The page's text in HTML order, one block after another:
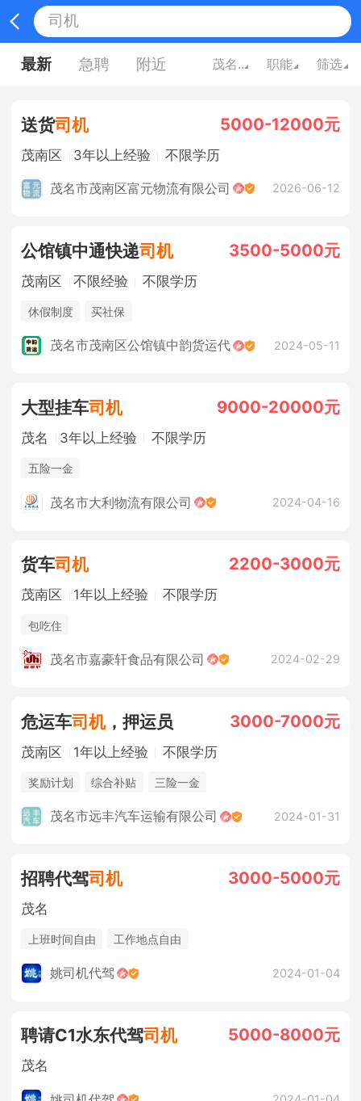
最新 急聘 附近 茂名广东 职能 筛选
送货司机 5000-12000元
茂南区 3年以上经验 不限学历
茂名市茂南区富元物流有限公司 2026-06-12
公馆镇中通快递司机 3500-5000元
茂南区 不限经验 不限学历
休假制度 买社保
茂名市茂南区公馆镇中韵货运代 2024-05-11
大型挂车司机 9000-20000元
茂名 3年以上经验 不限学历
五险一金
茂名市大利物流有限公司 2024-04-16
货车司机 2200-3000元
茂南区 1年以上经验 不限学历
包吃住
茂名市嘉豪轩食品有限公司 2024-02-29
危运车司机，押运员 3000-7000元
茂南区 1年以上经验 不限学历
奖励计划 综合补贴 三险一金
茂名市远丰汽车运输有限公司 2024-01-31
招聘代驾司机 3000-5000元
茂名
上班时间自由 工作地点自由
姚司机代驾 2024-01-04
聘请C1水东代驾司机 5000-8000元
茂名